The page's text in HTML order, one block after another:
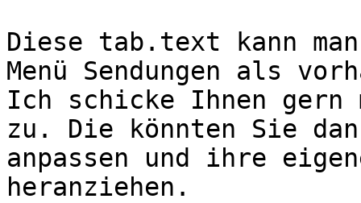
Diese tab.text kann
Menü Sendungen als
Ich schicke Ihnen gern
zu. Die könnten Sie
anpassen und ihre
heranziehen.